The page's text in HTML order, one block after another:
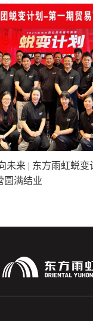
未来 | 东方雨虹蜕变
圆满结业